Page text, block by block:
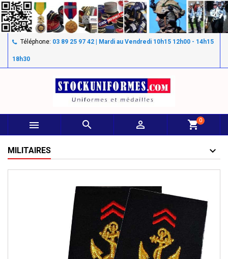
Téléphone: 03 89 25 97 42 | Mardi au Vendredi 10h15 12h00 - 14h15
18h30
   shopping_cart0
MILITAIRES